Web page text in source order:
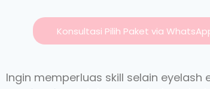
Konsultasi Pilih Paket via
Ingin memperluas skill selain